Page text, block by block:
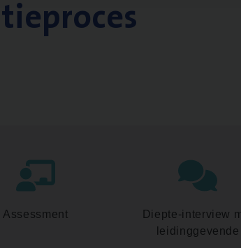
Assessment
Diepte-interview
leidinggevende